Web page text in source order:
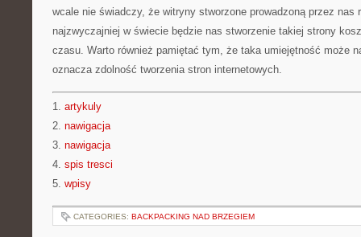
wcale nie świadczy, że witryny stworzone prowadzoną przez nas
najzwyczajniej w świecie będzie nas stworzenie takiej strony
czasu. Warto również pamiętać tym, że taka umiejętność może
oznacza zdolność tworzenia stron internetowych.
1. artykuly
2. nawigacja
3. nawigacja
4. spis tresci
5. wpisy
CATEGORIES: BACKPACKING NAD BRZEGIEM